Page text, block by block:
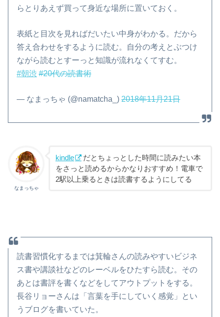
らとりあえず買って身近な場所に置いておく。
表紙と目次を見ればだいたい中身がわかる。だから
答え合わせをするように読む。自分の考えとぶつけ
ながら読むとすーっと知識が流れなくてすむ。
#朝渋 #20代の読書術
— なまっちゃ (@namatcha_)2018年11月21日
なまっちゃ
kindle
だとちょっとした時間に読みたい本
をさっと読めるからかなりおすすめ！電車で
2駅以上乗るときは読書するようにしてる
読書習慣化するまでは箕輪さんの読みやすいビジネ
ス書や講談社などのレーベルをひたすら読む。その
あとは書評を書くなどをしてアウトプットをする。
長谷リョーさんは「言葉を手にしていく感覚」とい
うブログを書いていた。